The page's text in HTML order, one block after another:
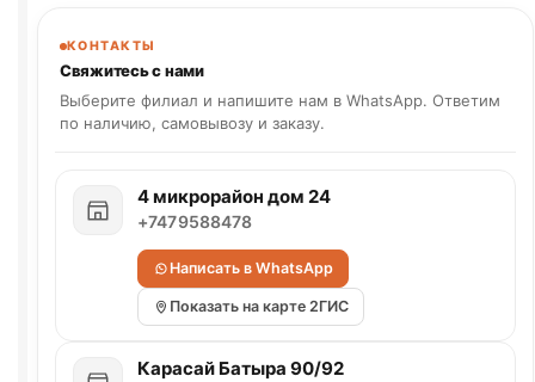
КОНТАКТЫ
Свяжитесь с нами
Выберите филиал и напишите нам в WhatsApp. Ответим
по наличию, самовывозу и заказу.
4 микрорайон дом 24
+7479588478
Написать в WhatsApp
Показать на карте 2ГИС
Карасай Батыра 90/92